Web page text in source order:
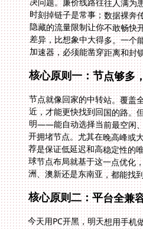
加速器，必须能凿穿距离和封
核心原则一：节点够多
节点就像回家的中转站。覆盖
近，才能更快找到回国的路。
明——能自动选择当前最空闲
开拥堵节点。尤其在晚高峰或
荐是保证低延迟和高稳定性的
洲、澳新还是东南亚，都能找
核心原则二：平台全兼
今天用PC开黑，明天想用手机
重要。一个好的服务必须无
Windows、macOS四大核心平
在同一账号下，多端设备同